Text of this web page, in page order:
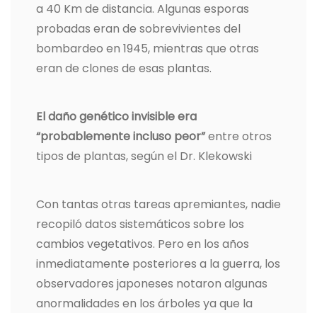
a 40 Km de distancia. Algunas esporas
probadas eran de sobrevivientes del
bombardeo en 1945, mientras que otras
eran de clones de esas plantas.
El daño genético invisible era
“probablemente incluso peor”entre otros
tipos de plantas, según el Dr. Klekowski
Con tantas otras tareas apremiantes, nadie
recopiló datos sistemáticos sobre los
cambios vegetativos. Pero en los años
inmediatamente posteriores a la guerra, los
observadores japoneses notaron algunas
anormalidades en los árboles ya que la